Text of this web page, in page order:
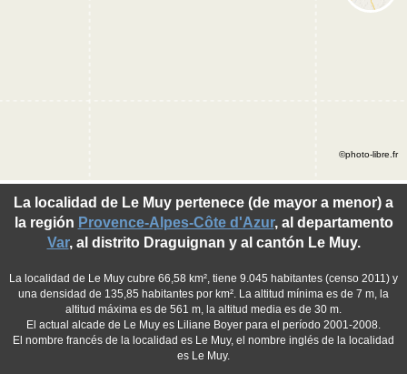
La localidad de Le Muy pertenece (de mayor a menor) a
la región Provence-Alpes-Côte d'Azur, al departamento
Var, al distrito Draguignan y al cantón Le Muy.
La localidad de Le Muy cubre 66,58 km², tiene 9.045 habitantes (censo 2011) y
una densidad de 135,85 habitantes por km². La altitud mínima es de 7 m, la
altitud máxima es de 561 m, la altitud media es de 30 m.
El actual alcade de Le Muy es Liliane Boyer para el período 2001-2008.
El nombre francés de la localidad es Le Muy, el nombre inglés de la localidad
es Le Muy.
©photo-libre.fr